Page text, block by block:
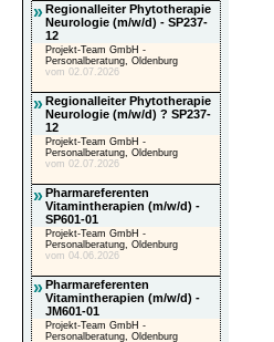
»Regionalleiter Phytotherapie
Neurologie (m/w/d) - SP237-
12
Projekt-Team GmbH -
Personalberatung, Oldenburg
vom 02.07.2026
»Regionalleiter Phytotherapie
Neurologie (m/w/d) ? SP237-
12
Projekt-Team GmbH -
Personalberatung, Oldenburg
vom 02.07.2026
»Pharmareferenten
Vitamintherapien (m/w/d) -
SP601-01
Projekt-Team GmbH -
Personalberatung, Oldenburg
vom 04.06.2026
»Pharmareferenten
Vitamintherapien (m/w/d) -
JM601-01
Projekt-Team GmbH -
Personalberatung, Oldenburg